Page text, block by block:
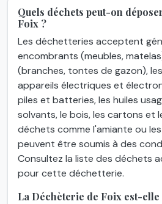
Quels déchets peut-on
Foix ?
Les déchetteries acceptent
encombrants (meubles,
(branches, tontes de gazon),
appareils électriques et
piles et batteries, les huiles
solvants, le bois, les cartons et
déchets comme l'amiante ou
peuvent être soumis à des
Consultez la liste des déchets
pour cette déchetterie.
La Déchèterie de Foix est-